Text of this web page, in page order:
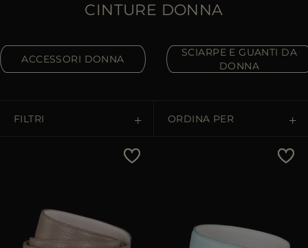
CINTURE DONNA
ACCESSORI DONNA
SCIARPE E GUANTI DA
DONNA
FILTRI ORDINA PER
Più Venduti